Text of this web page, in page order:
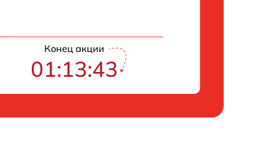
Конец акции
01:13:42